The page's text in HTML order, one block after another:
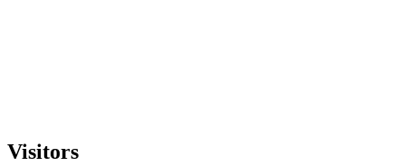
Visitors